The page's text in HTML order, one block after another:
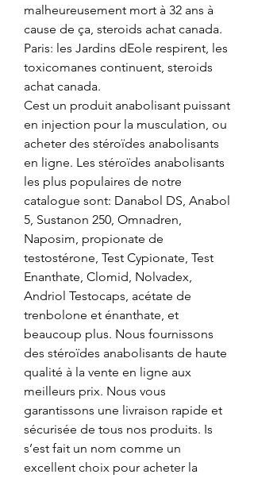
malheureusement mort à 32 ans à
cause de ça, steroids achat canada.
Paris: les Jardins dEole respirent, les
toxicomanes continuent, steroids
achat canada.
Cest un produit anabolisant puissant
en injection pour la musculation, ou
acheter des stéroïdes anabolisants
en ligne. Les stéroïdes anabolisants
les plus populaires de notre
catalogue sont: Danabol DS, Anabol
5, Sustanon 250, Omnadren,
Naposim, propionate de
testostérone, Test Cypionate, Test
Enanthate, Clomid, Nolvadex,
Andriol Testocaps, acétate de
trenbolone et énanthate, et
beaucoup plus. Nous fournissons
des stéroïdes anabolisants de haute
qualité à la vente en ligne aux
meilleurs prix. Nous vous
garantissons une livraison rapide et
sécurisée de tous nos produits. Is
s’est fait un nom comme un
excellent choix pour acheter la